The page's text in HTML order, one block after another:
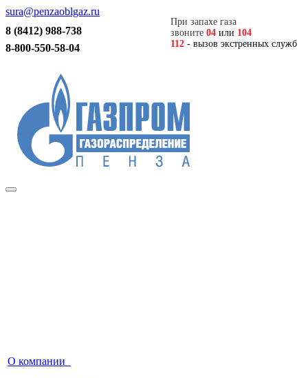
sura@penzaoblgaz.ru
8 (8412) 988-738
8-800-550-58-04
При запахе газа
звоните 04 или 104
112 - вызов экстренных служб
О компании